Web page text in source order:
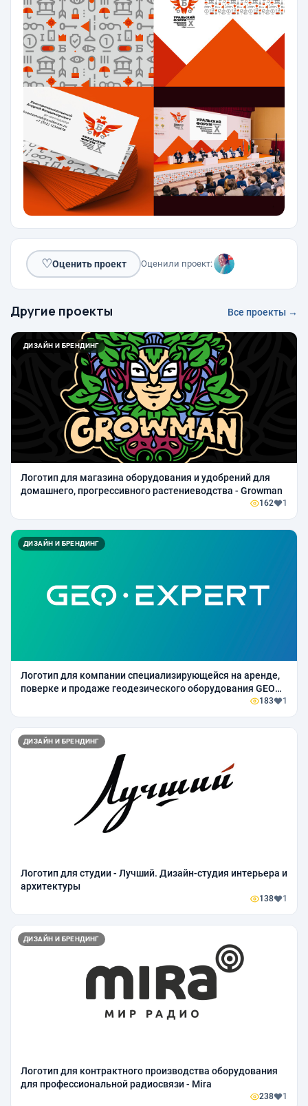
♡Оценить проект Оценили проект:
Другие проекты Все проекты →
ДИЗАЙН И БРЕНДИНГ
Логотип для магазина оборудования и удобрений для
домашнего, прогрессивного растениеводства - Growman
162 1
ДИЗАЙН И БРЕНДИНГ
Логотип для компании специализирующейся на аренде,
поверке и продаже геодезического оборудования GEO
183 1
ДИЗАЙН И БРЕНДИНГ
Логотип для студии - Лучший. Дизайн-студия интерьера и
архитектуры
138 1
ДИЗАЙН И БРЕНДИНГ
Логотип для контрактного производства оборудования
для профессиональной радиосвязи - Mira
238 1